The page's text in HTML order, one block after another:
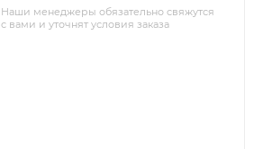
Наши менеджеры обязательно свяжутся
с вами и уточнят условия заказа